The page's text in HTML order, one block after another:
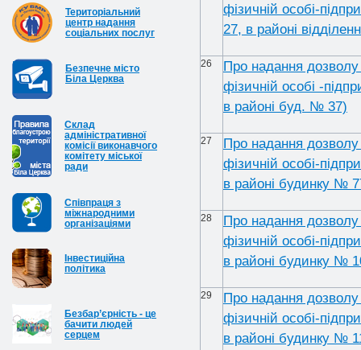
Територіальний
центр надання
соціальних послуг
Безпечне місто
Біла Церква
Cклад
адміністративної
комісії виконавчого
комітету міської
ради
Співпраця з
міжнародними
організаціями
Інвестиційна
політика
Безбар’єрність - це
бачити людей
серцем
фізичній особі-
27, в районі
26
Про надання дозволу
фізичній особі -
в районі буд. № 37)
27
Про надання дозволу
фізичній особі-
в районі будинку №
28
Про надання дозволу
фізичній особі-
в районі будинку №
29
Про надання дозволу
фізичній особі-
в районі будинку №